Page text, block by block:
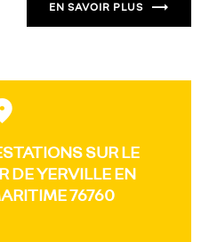
EN SAVOIR PLUS
SUR LE
DE YERVILLE EN
76760